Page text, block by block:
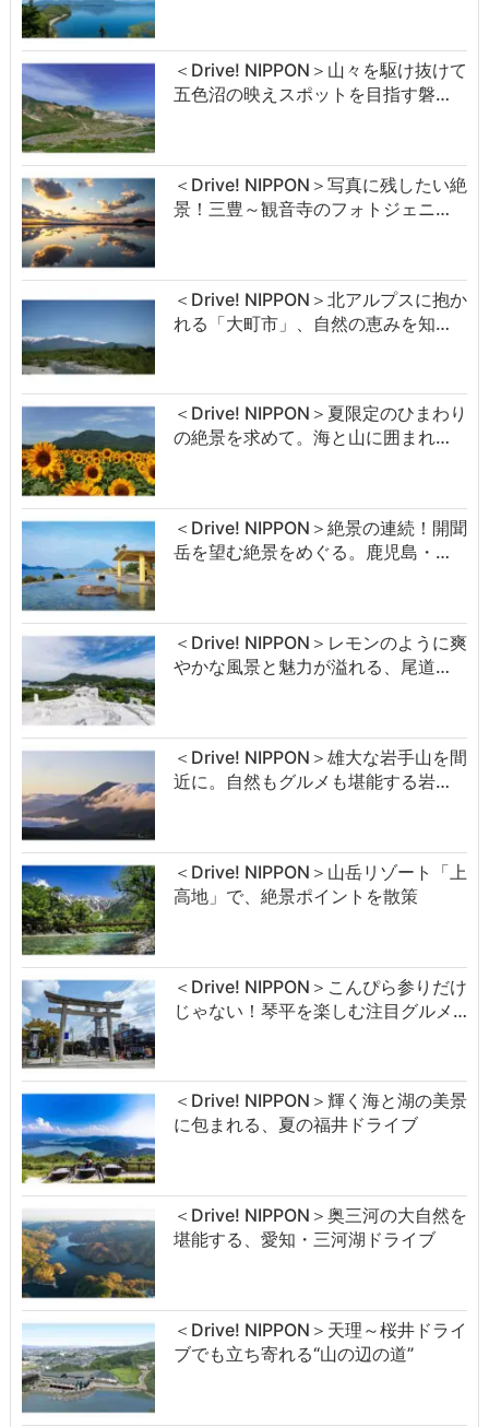
＜Drive! NIPPON＞山々を駆け抜けて
五色沼の映えスポットを目指す磐…
＜Drive! NIPPON＞写真に残したい絶
景！三豊～観音寺のフォトジェニ…
＜Drive! NIPPON＞北アルプスに抱か
れる「大町市」、自然の恵みを知…
＜Drive! NIPPON＞夏限定のひまわり
の絶景を求めて。海と山に囲まれ…
＜Drive! NIPPON＞絶景の連続！開聞
岳を望む絶景をめぐる。鹿児島・…
＜Drive! NIPPON＞レモンのように爽
やかな風景と魅力が溢れる、尾道…
＜Drive! NIPPON＞雄大な岩手山を間
近に。自然もグルメも堪能する岩…
＜Drive! NIPPON＞山岳リゾート「上
高地」で、絶景ポイントを散策
＜Drive! NIPPON＞こんぴら参りだけ
じゃない！琴平を楽しむ注目グルメ…
＜Drive! NIPPON＞輝く海と湖の美景
に包まれる、夏の福井ドライブ
＜Drive! NIPPON＞奥三河の大自然を
堪能する、愛知・三河湖ドライブ
＜Drive! NIPPON＞天理～桜井ドライ
ブでも立ち寄れる“山の辺の道”